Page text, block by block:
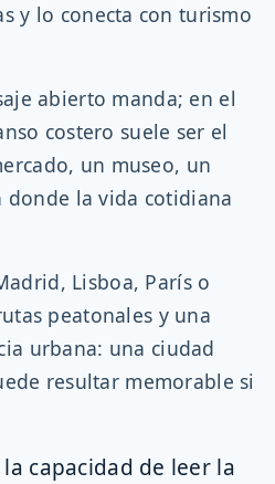
y lo conecta con turismo
abierto manda; en el
costero suele ser el
un museo, un
la vida cotidiana
Lisboa, París o
peatonales y una
urbana: una ciudad
resultar memorable si
capacidad de leer la